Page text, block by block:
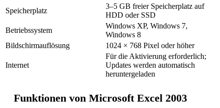
Speicherplatz
3–5 GB freier Speicherplatz auf
HDD oder SSD
Betriebssystem
Windows XP, Windows 7,
Windows 8
Bildschirmauflösung
1024 × 768 Pixel oder höher
Internet
Für die Aktivierung erforderlich;
Updates werden automatisch
heruntergeladen
Funktionen von Microsoft Excel 2003